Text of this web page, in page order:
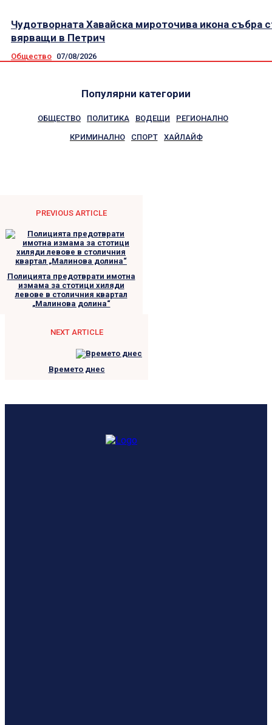
Чудотворната Хавайска мироточива икона събра
вярващи в Петрич
Общество 07/08/2026
Популярни категории
ОБЩЕСТВО ПОЛИТИКА ВОДЕЩИ РЕГИОНАЛНО
КРИМИНАЛНО СПОРТ ХАЙЛАЙФ
PREVIOUS ARTICLE
Полицията предотврати имотна
измама за стотици хиляди
левове в столичния квартал
„Малинова долина“
NEXT ARTICLE
Времето днес